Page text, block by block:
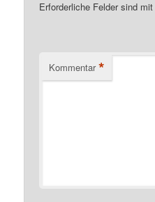
Erforderliche Felder sind
Kommentar *